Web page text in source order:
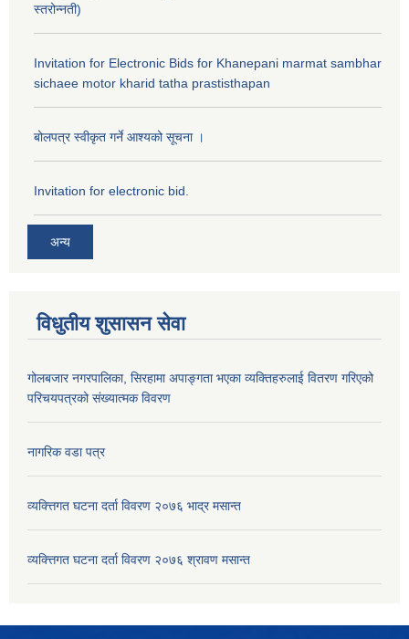
स्तरोन्नती)
Invitation for Electronic Bids for Khanepani marmat sambhar
sichaee motor kharid tatha prastisthapan
बोलपत्र स्वीकृत गर्ने आश्यको सूचना ।
Invitation for electronic bid.
अन्य
विधुतीय शुसासन सेवा
गोलबजार नगरपालिका, सिरहामा अपाङ्गता भएका व्यक्तिहरुलाई वितरण गरिएको
परिचयपत्रको संख्यात्मक विवरण
नागरिक वडा पत्र
व्यक्त्तिगत घटना दर्ता विवरण २०७६ भाद्र मसान्त
व्यक्त्तिगत घटना दर्ता विवरण २०७६ श्रावण मसान्त